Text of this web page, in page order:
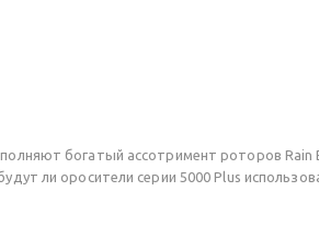
богатый ассотримент роторов
ли оросители серии 5000 Plus